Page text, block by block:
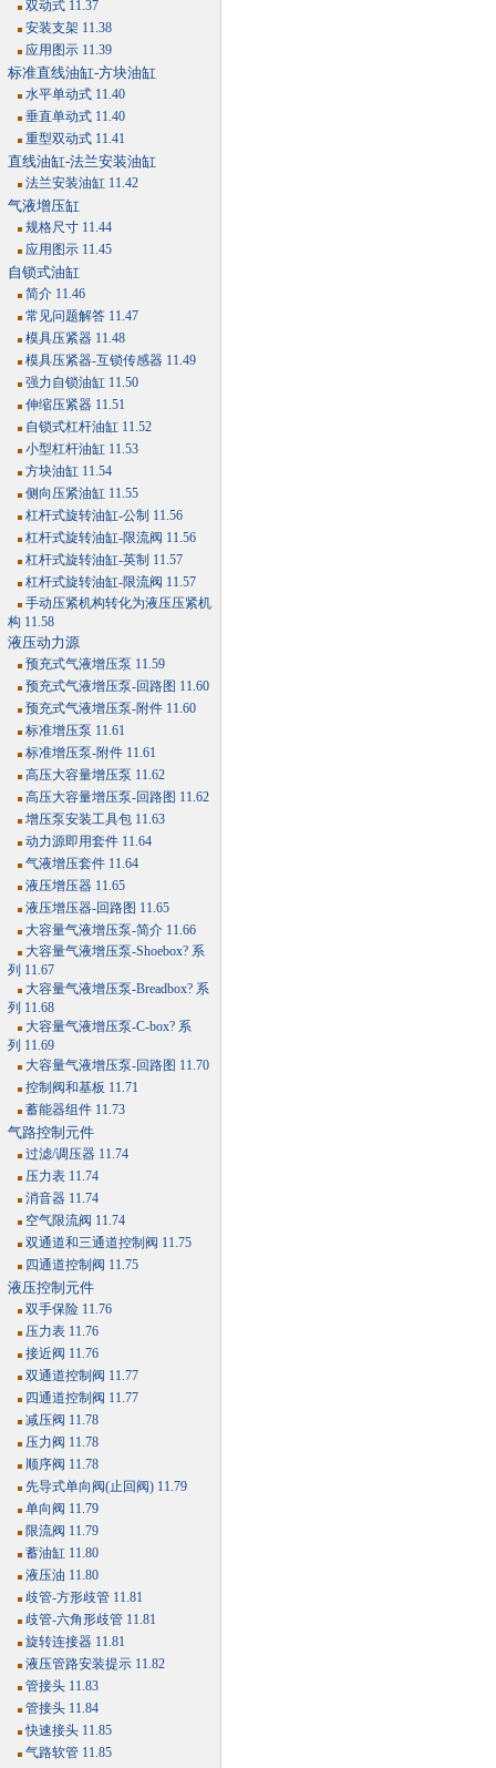
双动式 11.37
安装支架 11.38
应用图示 11.39
标准直线油缸-方块油缸
水平单动式 11.40
垂直单动式 11.40
重型双动式 11.41
直线油缸-法兰安装油缸
法兰安装油缸 11.42
气液增压缸
规格尺寸 11.44
应用图示 11.45
自锁式油缸
简介 11.46
常见问题解答 11.47
模具压紧器 11.48
模具压紧器-互锁传感器 11.49
强力自锁油缸 11.50
伸缩压紧器 11.51
自锁式杠杆油缸 11.52
小型杠杆油缸 11.53
方块油缸 11.54
侧向压紧油缸 11.55
杠杆式旋转油缸-公制 11.56
杠杆式旋转油缸-限流阀 11.56
杠杆式旋转油缸-英制 11.57
杠杆式旋转油缸-限流阀 11.57
手动压紧机构转化为液压压紧机
构 11.58
液压动力源
预充式气液增压泵 11.59
预充式气液增压泵-回路图 11.60
预充式气液增压泵-附件 11.60
标准增压泵 11.61
标准增压泵-附件 11.61
高压大容量增压泵 11.62
高压大容量增压泵-回路图 11.62
增压泵安装工具包 11.63
动力源即用套件 11.64
气液增压套件 11.64
液压增压器 11.65
液压增压器-回路图 11.65
大容量气液增压泵-简介 11.66
大容量气液增压泵-Shoebox? 系
列 11.67
大容量气液增压泵-Breadbox? 系
列 11.68
大容量气液增压泵-C-box? 系
列 11.69
大容量气液增压泵-回路图 11.70
控制阀和基板 11.71
蓄能器组件 11.73
气路控制元件
过滤/调压器 11.74
压力表 11.74
消音器 11.74
空气限流阀 11.74
双通道和三通道控制阀 11.75
四通道控制阀 11.75
液压控制元件
双手保险 11.76
压力表 11.76
接近阀 11.76
双通道控制阀 11.77
四通道控制阀 11.77
减压阀 11.78
压力阀 11.78
顺序阀 11.78
先导式单向阀(止回阀) 11.79
单向阀 11.79
限流阀 11.79
蓄油缸 11.80
液压油 11.80
歧管-方形歧管 11.81
歧管-六角形歧管 11.81
旋转连接器 11.81
液压管路安装提示 11.82
管接头 11.83
管接头 11.84
快速接头 11.85
气路软管 11.85